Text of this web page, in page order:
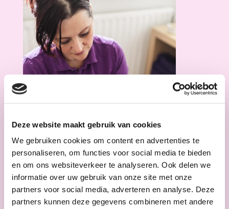
Deze website maakt gebruik van cookies
We gebruiken cookies om content en advertenties te
personaliseren, om functies voor social media te bieden
en om ons websiteverkeer te analyseren. Ook delen we
informatie over uw gebruik van onze site met onze
partners voor social media, adverteren en analyse. Deze
partners kunnen deze gegevens combineren met andere